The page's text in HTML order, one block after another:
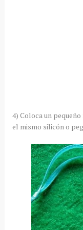
4) Coloca un
el mismo silicón o